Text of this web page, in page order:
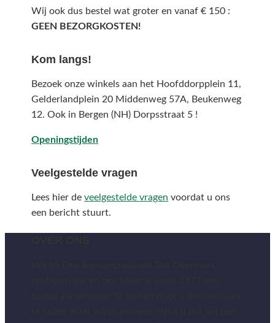
Wij ook dus bestel wat groter en vanaf € 150 :
GEEN BEZORGKOSTEN!
Kom langs!
Bezoek onze winkels aan het Hoofddorpplein 11,
Gelderlandplein 20 Middenweg 57A, Beukenweg
12.Ook in Bergen (NH) Dorpsstraat 5 !
Openingstijden
Veelgestelde vragen
Lees hier deveelgestelde vragen voordat u ons
een bericht stuurt.